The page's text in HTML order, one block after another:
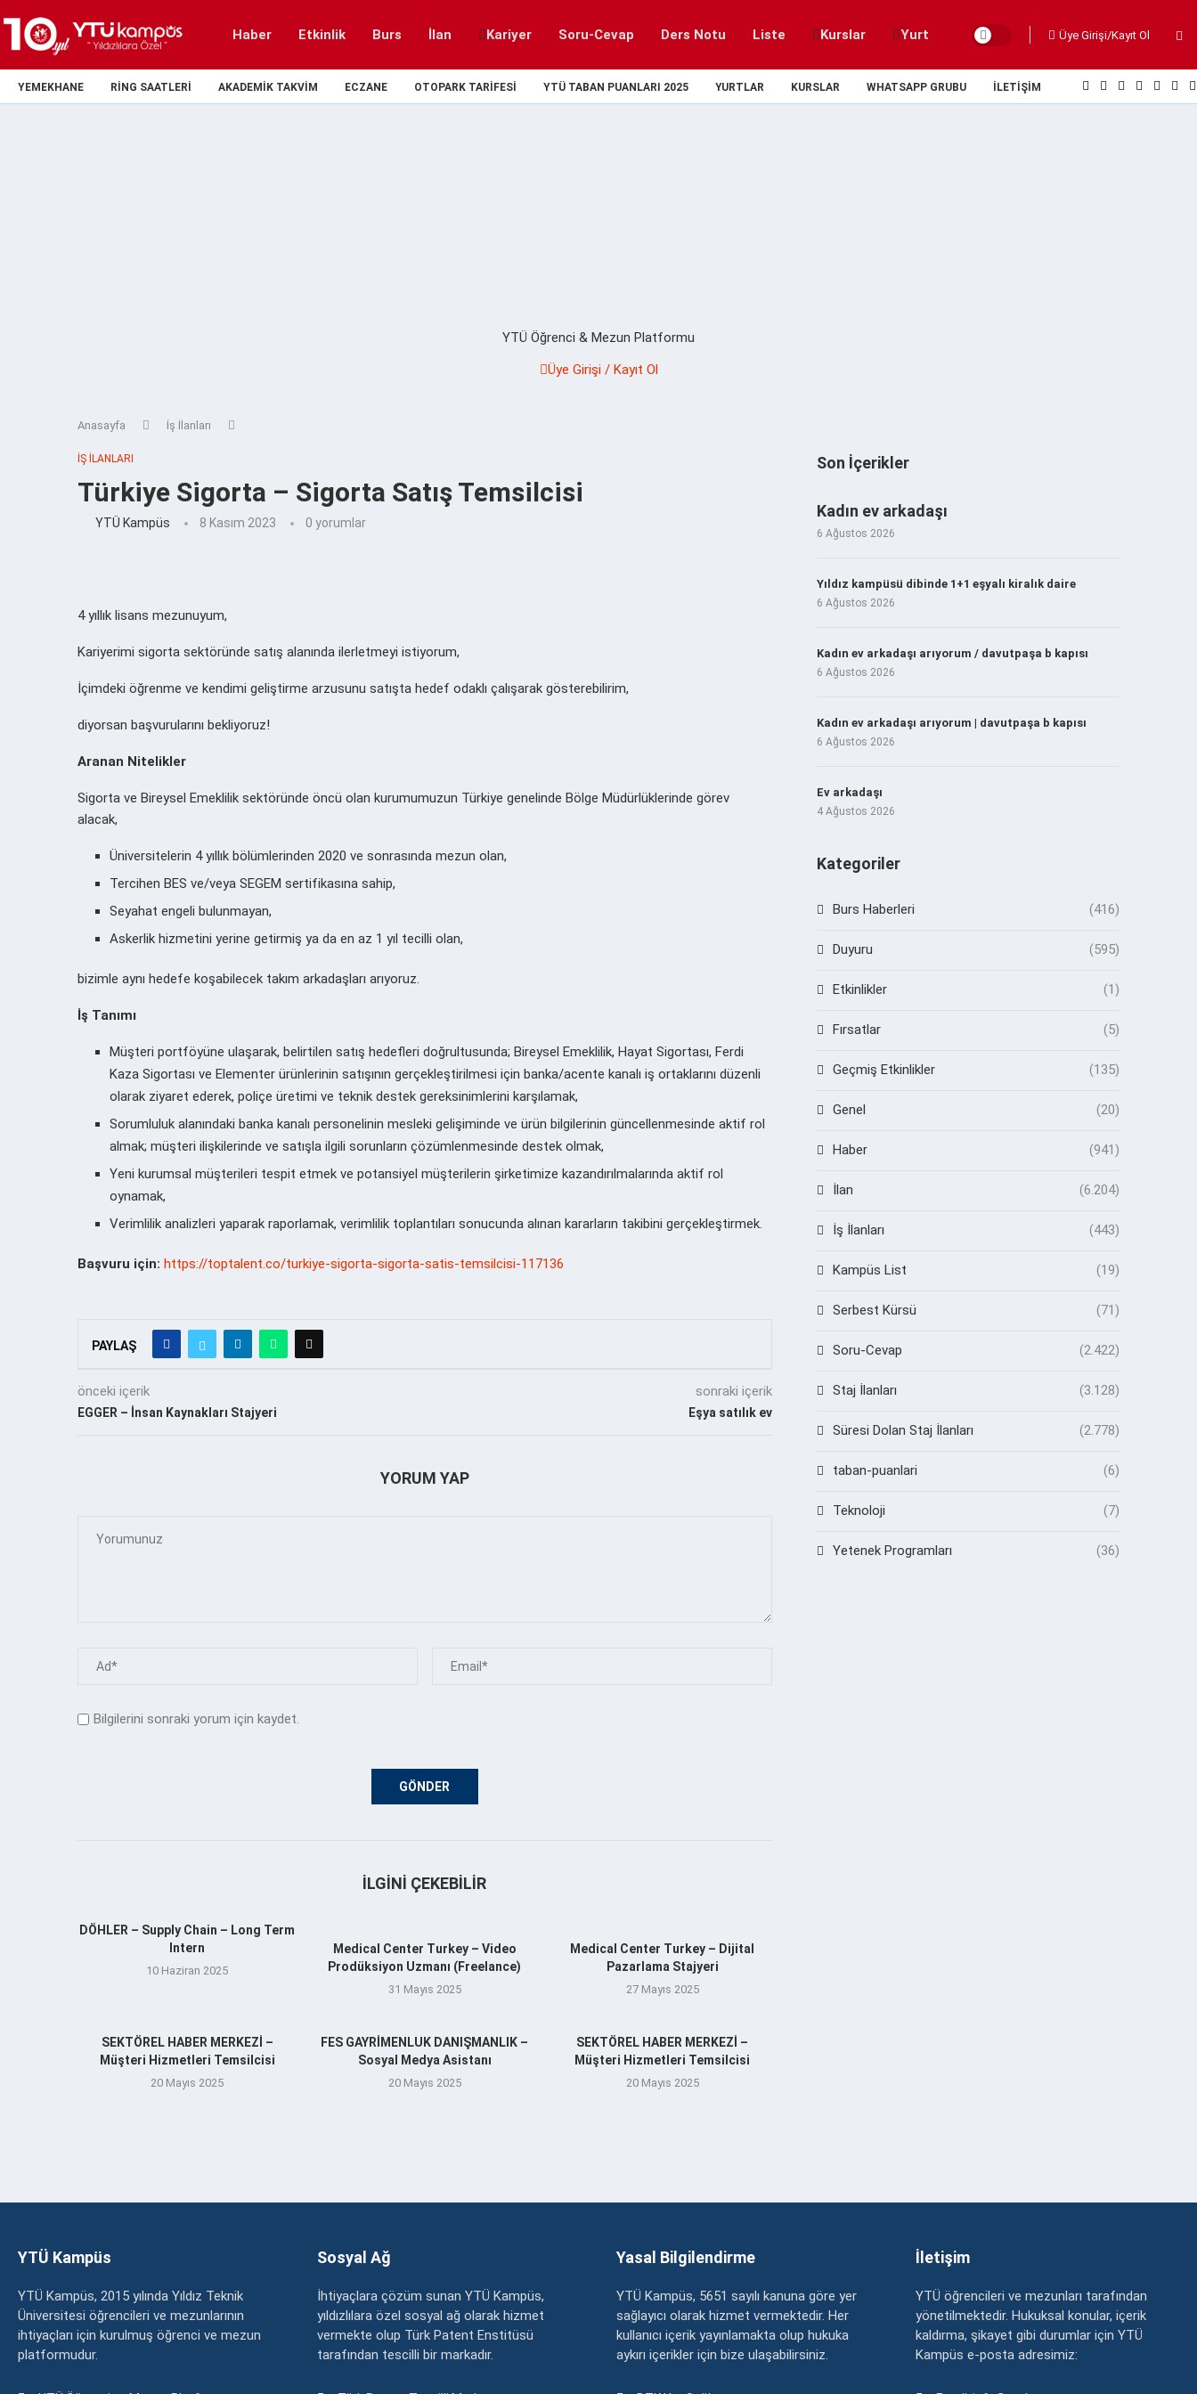
Haber Etkinlik Burs İlan Kariyer Soru-Cevap Ders Notu Liste Kurslar Yurt Üye Girişi/Kayıt Ol
YEMEKHANE RING SAATLERI AKADEMIK TAKVIM ECZANE OTOPARK TARIFESI YTÜ TABAN PUANLARI 2025 YURTLAR KURSLAR WHATSAPP GRUBU İLETIŞIM
YTÜ Öğrenci & Mezun Platformu
Üye Girişi / Kayıt Ol
Anasayfa İş İlanları
İŞ İLANLARI
Türkiye Sigorta – Sigorta Satış Temsilcisi
YTÜ Kampüs 8 Kasım 2023 0 yorumlar
4 yıllık lisans mezunuyum,
Kariyerimi sigorta sektöründe satış alanında ilerletmeyi istiyorum,
İçimdeki öğrenme ve kendimi geliştirme arzusunu satışta hedef odaklı çalışarak gösterebilirim,
diyorsan başvurularını bekliyoruz!
Aranan Nitelikler
Sigorta ve Bireysel Emeklilik sektöründe öncü olan kurumumuzun Türkiye genelinde Bölge Müdürlüklerinde görev
alacak,
Üniversitelerin 4 yıllık bölümlerinden 2020 ve sonrasında mezun olan,
Tercihen BES ve/veya SEGEM sertifikasına sahip,
Seyahat engeli bulunmayan,
Askerlik hizmetini yerine getirmiş ya da en az 1 yıl tecilli olan,
bizimle aynı hedefe koşabilecek takım arkadaşları arıyoruz.
İş Tanımı
Müşteri portföyüne ulaşarak, belirtilen satış hedefleri doğrultusunda; Bireysel Emeklilik, Hayat Sigortası, Ferdi
Kaza Sigortası ve Elementer ürünlerinin satışının gerçekleştirilmesi için banka/acente kanalı iş ortaklarını düzenli
olarak ziyaret ederek, poliçe üretimi ve teknik destek gereksinimlerini karşılamak,
Sorumluluk alanındaki banka kanalı personelinin mesleki gelişiminde ve ürün bilgilerinin güncellenmesinde aktif rol
almak; müşteri ilişkilerinde ve satışla ilgili sorunların çözümlenmesinde destek olmak,
Yeni kurumsal müşterileri tespit etmek ve potansiyel müşterilerin şirketimize kazandırılmalarında aktif rol
oynamak,
Verimlilik analizleri yaparak raporlamak, verimlilik toplantıları sonucunda alınan kararların takibini gerçekleştirmek.
Başvuru için: https://toptalent.co/turkiye-sigorta-sigorta-satis-temsilcisi-117136
PAYLAŞ
önceki içerik
EGGER – İnsan Kaynakları Stajyeri
sonraki içerik
Eşya satılık ev
YORUM YAP
Bilgilerini sonraki yorum için kaydet.
İLGINI ÇEKEBILIR
DÖHLER – Supply Chain – Long Term
Intern
10 Haziran 2025
Medical Center Turkey – Video
Prodüksiyon Uzmanı (Freelance)
31 Mayıs 2025
Medical Center Turkey – Dijital
Pazarlama Stajyeri
27 Mayıs 2025
SEKTÖREL HABER MERKEZİ –
Müşteri Hizmetleri Temsilcisi
20 Mayıs 2025
FES GAYRİMENLUK DANIŞMANLIK –
Sosyal Medya Asistanı
20 Mayıs 2025
SEKTÖREL HABER MERKEZİ –
Müşteri Hizmetleri Temsilcisi
20 Mayıs 2025
Son İçerikler
Kadın ev arkadaşı
6 Ağustos 2026
Yıldız kampüsü dibinde 1+1 eşyalı kiralık daire
6 Ağustos 2026
Kadın ev arkadaşı arıyorum / davutpaşa b kapısı
6 Ağustos 2026
Kadın ev arkadaşı arıyorum | davutpaşa b kapısı
6 Ağustos 2026
Ev arkadaşı
4 Ağustos 2026
Kategoriler
Burs Haberleri (416)
Duyuru (595)
Etkinlikler (1)
Fırsatlar (5)
Geçmiş Etkinlikler (135)
Genel (20)
Haber (941)
İlan (6.204)
İş İlanları (443)
Kampüs List (19)
Serbest Kürsü (71)
Soru-Cevap (2.422)
Staj İlanları (3.128)
Süresi Dolan Staj İlanları (2.778)
taban-puanlari (6)
Teknoloji (7)
Yetenek Programları (36)
YTÜ Kampüs
YTÜ Kampüs, 2015 yılında Yıldız Teknik
Üniversitesi öğrencileri ve mezunlarının
ihtiyaçları için kurulmuş öğrenci ve mezun
platformudur.
Sosyal Ağ
İhtiyaçlara çözüm sunan YTÜ Kampüs,
yıldızlılara özel sosyal ağ olarak hizmet
vermekte olup Türk Patent Enstitüsü
tarafından tescilli bir markadır.
Yasal Bilgilendirme
YTÜ Kampüs, 5651 sayılı kanuna göre yer
sağlayıcı olarak hizmet vermektedir. Her
kullanıcı içerik yayınlamakta olup hukuka
aykırı içerikler için bize ulaşabilirsiniz.
İletişim
YTÜ öğrencileri ve mezunları tarafından
yönetilmektedir. Hukuksal konular, içerik
kaldırma, şikayet gibi durumlar için YTÜ
Kampüs e-posta adresimiz: